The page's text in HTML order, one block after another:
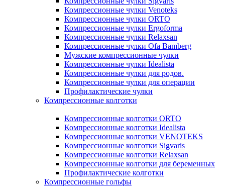
Компрессионные чулки Venoteks
Компрессионные чулки ORTO
Компрессионные чулки Ergoforma
Компрессионные чулки Relaxsan
Компрессионные чулки Ofa Bamberg
Мужские компрессионные чулки
Компрессионные чулки Idealista
Компрессионные чулки для родов.
Компрессионные чулки для операции
Профилактические чулки
Компрессионные колготки
Компрессионные колготки ORTO
Компрессионные колготки Idealista
Компрессионные колготки VENOTEKS
Компрессионные колготки Sigvaris
Компрессионные колготки Relaxsan
Компрессионные колготки для беременных
Профилактические колготки
Компрессионные гольфы